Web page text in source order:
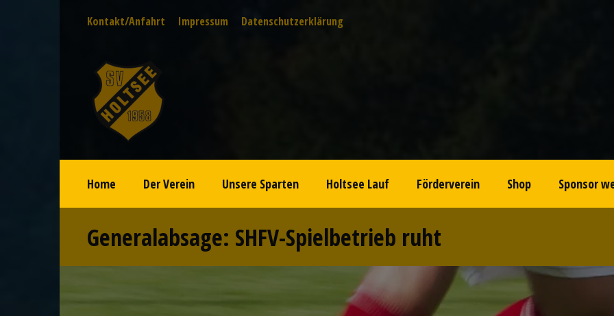
Kontakt/Anfahrt Impressum Datenschutzerklärung
Home Der Verein Unsere Sparten Holtsee Lauf Förderverein Shop Sponsor
Generalabsage: SHFV-Spielbetrieb ruht